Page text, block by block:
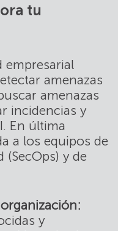
tu
empresarial
amenazas
amenazas
incidencias y
En última
a los equipos de
y de
y